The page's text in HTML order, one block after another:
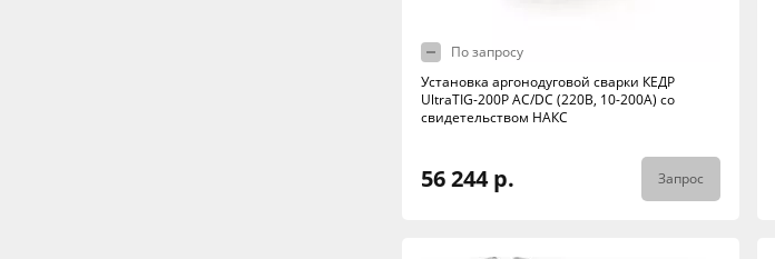
По запросу
Установка аргонодуговой сварки КЕДР
UltraTIG-200P AC/DC (220В, 10-200А) со
свидетельством НАКС
56 244 р. Запрос